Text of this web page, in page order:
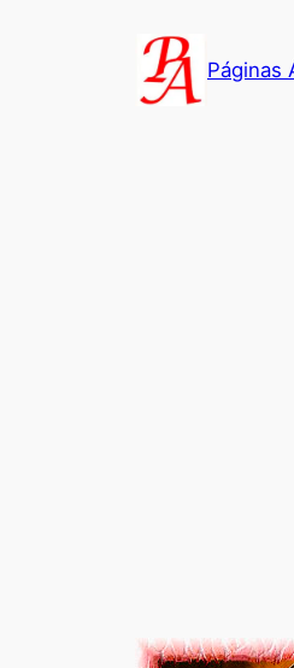
Páginas